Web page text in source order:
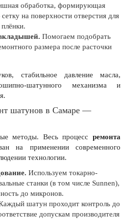
обработка, формирующая
на поверхности отверстия для
Помогаем подобрать
размера после расточки
стабильное давление масла,
шатунного механизма и
шатунов в Самаре —
методы. Весь процесс ремонта
на применении современного
технологии.
Используем токарно-
станки (в том числе Sunnen),
до микронов.
шатун проходит контроль до
допускам производителя